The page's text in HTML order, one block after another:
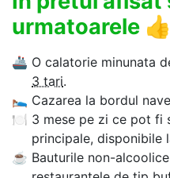
urmatoarele 👍
🚢 O calatorie minunata
3 tari.
🛌 Cazarea la bordul
🍽 3 mese pe zi ce pot fi
principale, disponibile
☕ Bauturile non-